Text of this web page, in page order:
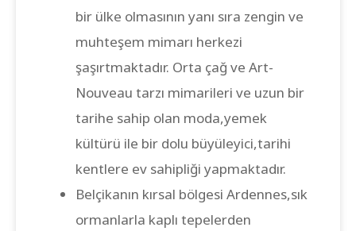
bir ülke olmasının yanı sıra zengin ve
muhteşem mimarı herkezi
şaşırtmaktadır. Orta çağ ve Art-
Nouveau tarzı mimarileri ve uzun bir
tarihe sahip olan moda,yemek
kültürü ile bir dolu büyüleyici,tarihi
kentlere ev sahipliği yapmaktadır.
Belçikanın kırsal bölgesi Ardennes,sık
ormanlarla kaplı tepelerden